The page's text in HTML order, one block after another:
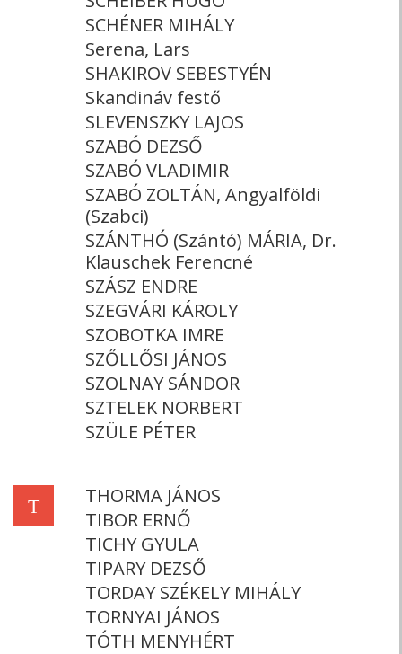
SCHÉNER MIHÁLY
Serena, Lars
SHAKIROV SEBESTYÉN
Skandináv festő
SLEVENSZKY LAJOS
SZABÓ DEZSŐ
SZABÓ VLADIMIR
SZABÓ ZOLTÁN, Angyalföldi
(Szabci)
SZÁNTHÓ (Szántó) MÁRIA, Dr.
Klauschek Ferencné
SZÁSZ ENDRE
SZEGVÁRI KÁROLY
SZOBOTKA IMRE
SZŐLLŐSI JÁNOS
SZOLNAY SÁNDOR
SZTELEK NORBERT
SZÜLE PÉTER
T
THORMA JÁNOS
TIBOR ERNŐ
TICHY GYULA
TIPARY DEZSŐ
TORDAY SZÉKELY MIHÁLY
TORNYAI JÁNOS
TÓTH MENYHÉRT